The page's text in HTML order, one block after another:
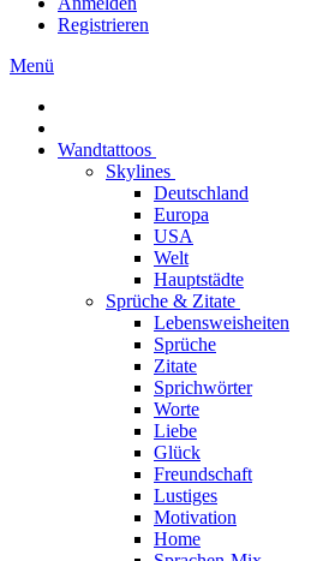
Registrieren
Menü
Wandtattoos
Skylines
Deutschland
Europa
USA
Welt
Hauptstädte
Sprüche & Zitate
Lebensweisheiten
Sprüche
Zitate
Sprichwörter
Worte
Liebe
Glück
Freundschaft
Lustiges
Motivation
Home